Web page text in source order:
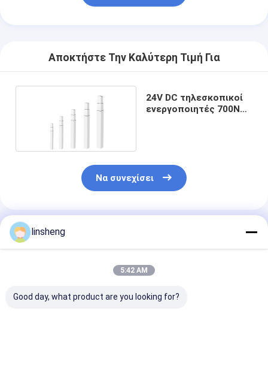
Αποκτήστε Την Καλύτερη Τιμή Για
24V DC τηλεσκοπικοί
ενεργοποιητές 700N
Να συνεχίσει
Συνιστώμενα Προϊόντα
linsheng
5:42 AM
Good day, what product are you looking for?